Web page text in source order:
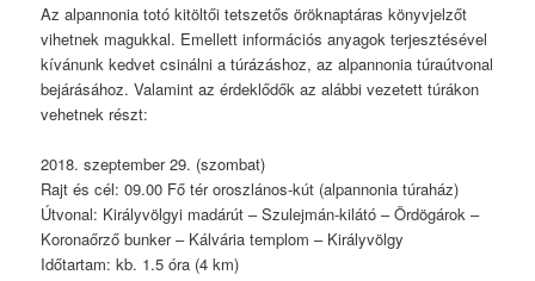
Az alpannonia totó kitöltői tetszetős öröknaptáras könyvjelzőt
vihetnek magukkal. Emellett információs anyagok terjesztésével
kívánunk kedvet csinálni a túrázáshoz, az alpannonia túraútvonal
bejárásához. Valamint az érdeklődők az alábbi vezetett túrákon
vehetnek részt:
2018. szeptember 29. (szombat)
Rajt és cél: 09.00 Fő tér oroszlános-kút (alpannonia túraház)
Útvonal: Királyvölgyi madárút – Szulejmán-kilátó – Ördögárok –
Koronaőrző bunker – Kálvária templom – Királyvölgy
Időtartam: kb. 1.5 óra (4 km)